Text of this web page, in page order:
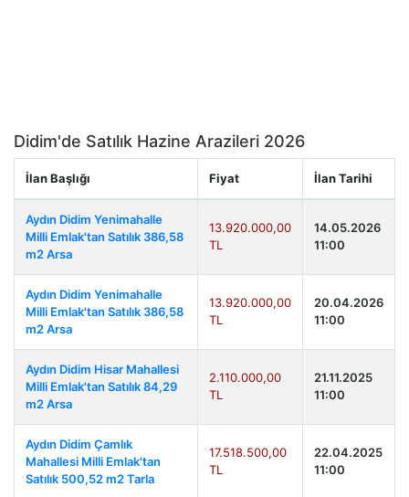
Didim'de Satılık Hazine Arazileri 2026
İlan Başlığı Fiyat İlan Tarihi
Aydın Didim Yenimahalle
Milli Emlak'tan Satılık 386,58
m2 Arsa
13.920.000,00
TL
14.05.2026
11:00
Aydın Didim Yenimahalle
Milli Emlak'tan Satılık 386,58
m2 Arsa
13.920.000,00
TL
20.04.2026
11:00
Aydın Didim Hisar Mahallesi
Milli Emlak'tan Satılık 84,29
m2 Arsa
2.110.000,00
TL
21.11.2025
11:00
Aydın Didim Çamlık
Mahallesi Milli Emlak'tan
Satılık 500,52 m2 Tarla
17.518.500,00
TL
22.04.2025
11:00